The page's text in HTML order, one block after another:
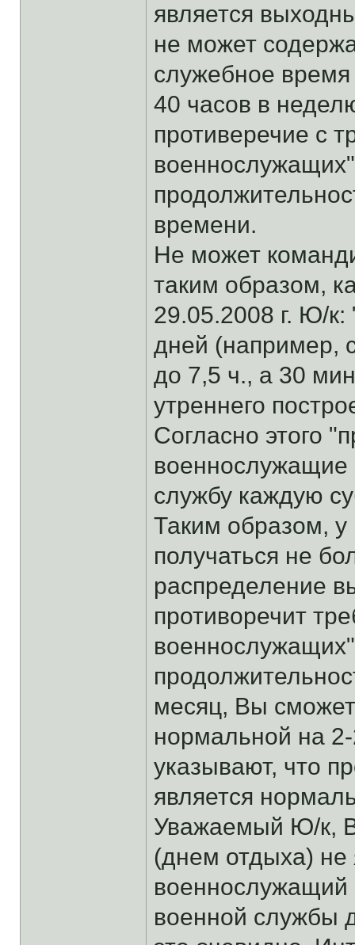
является
не может
служебное
40 часов в
противеречие с
времени.
Не может
таким образом,
29.05.2008 г. Ю/к:
дней (например,
до 7,5 ч., а 30
утреннего
Согласно этого
военнослужащие
службу каждую
Таким образом,
получаться не
распределение
противоречит
месяц, Вы
нормальной на
указывают, что
является
Уважаемый Ю/к,
(днем отдыха) не
военнослужащий
военной службы